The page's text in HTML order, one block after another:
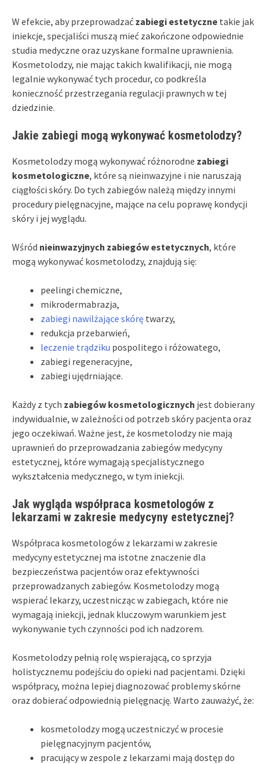
W efekcie, aby przeprowadzać zabiegi estetyczne takie jak
iniekcje, specjaliści muszą mieć zakończone odpowiednie
studia medyczne oraz uzyskane formalne uprawnienia.
Kosmetolodzy, nie mając takich kwalifikacji, nie mogą
legalnie wykonywać tych procedur, co podkreśla
konieczność przestrzegania regulacji prawnych w tej
dziedzinie.
Jakie zabiegi mogą wykonywać kosmetolodzy?
Kosmetolodzy mogą wykonywać różnorodne zabiegi
kosmetologiczne, które są nieinwazyjne i nie naruszają
ciągłości skóry. Do tych zabiegów należą między innymi
procedury pielęgnacyjne, mające na celu poprawę kondycji
skóry i jej wyglądu.
Wśród nieinwazyjnych zabiegów estetycznych, które
mogą wykonywać kosmetolodzy, znajdują się:
peelingi chemiczne,
mikrodermabrazja,
zabiegi nawilżające skórę twarzy,
redukcja przebarwień,
leczenie trądziku pospolitego i różowatego,
zabiegi regeneracyjne,
zabiegi ujędrniające.
Każdy z tych zabiegów kosmetologicznych jest dobierany
indywidualnie, w zależności od potrzeb skóry pacjenta oraz
jego oczekiwań. Ważne jest, że kosmetolodzy nie mają
uprawnień do przeprowadzania zabiegów medycyny
estetycznej, które wymagają specjalistycznego
wykształcenia medycznego, w tym iniekcji.
Jak wygląda współpraca kosmetologów z
lekarzami w zakresie medycyny estetycznej?
Współpraca kosmetologów z lekarzami w zakresie
medycyny estetycznej ma istotne znaczenie dla
bezpieczeństwa pacjentów oraz efektywności
przeprowadzanych zabiegów. Kosmetolodzy mogą
wspierać lekarzy, uczestnicząc w zabiegach, które nie
wymagają iniekcji, jednak kluczowym warunkiem jest
wykonywanie tych czynności pod ich nadzorem.
Kosmetolodzy pełnią rolę wspierającą, co sprzyja
holistycznemu podejściu do opieki nad pacjentami. Dzięki
współpracy, można lepiej diagnozować problemy skórne
oraz dobierać odpowiednią pielęgnację. Warto zauważyć, że:
kosmetolodzy mogą uczestniczyć w procesie
pielęgnacyjnym pacjentów,
pracujący w zespole z lekarzami mają dostęp do